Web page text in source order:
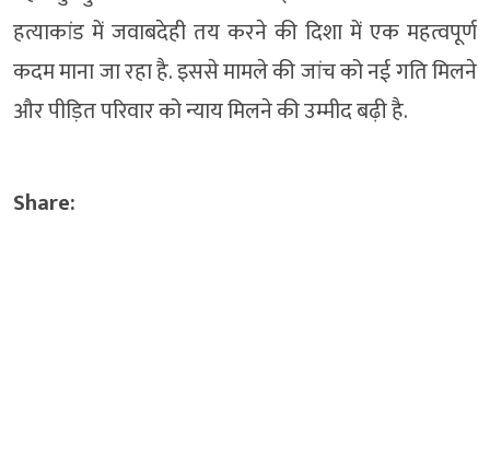
हत्याकांड में जवाबदेही तय करने की दिशा में एक महत्वपूर्ण
कदम माना जा रहा है. इससे मामले की जांच को नई गति मिलने
और पीड़ित परिवार को न्याय मिलने की उम्मीद बढ़ी है.
Share: